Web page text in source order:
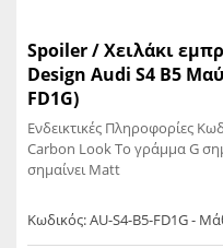
Spoiler / Χειλάκι
Design Audi S4 B5
FD1G)
Ενδεικτικές Πληροφορίες
Carbon Look Το γράμμα G
σημαίνει Matt
Κωδικός: AU-S4-B5-FD1G -